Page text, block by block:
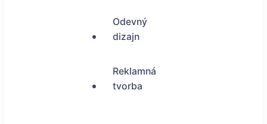
Odevný
dizajn
Reklamná
tvorba